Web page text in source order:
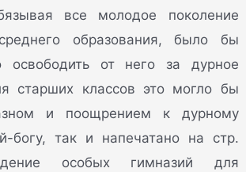
все молодое поколение
образования, было бы
освободить от него за дурное
старших классов это могло бы
и поощрением к дурному
богу, так и напечатано на стр.
особых гимназий для